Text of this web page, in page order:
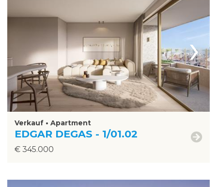
›
Verkauf • Apartment
EDGAR DEGAS - 1/01.02
€ 345.000